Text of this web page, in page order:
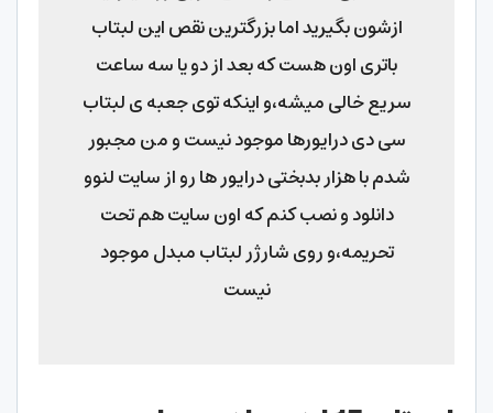
ازشون بگیرید اما بزرگترین نقص این لبتاب
باتری اون هست که بعد از دو یا سه ساعت
سریع خالی میشه،و اینکه توی جعبه ی لبتاب
سی دی درایورها موجود نیست و من مجبور
شدم با هزار بدبختی درایور ها رو از سایت لنوو
دانلود و نصب کنم که اون سایت هم تحت
تحریمه،و روی شارژر لبتاب مبدل موجود
نیست